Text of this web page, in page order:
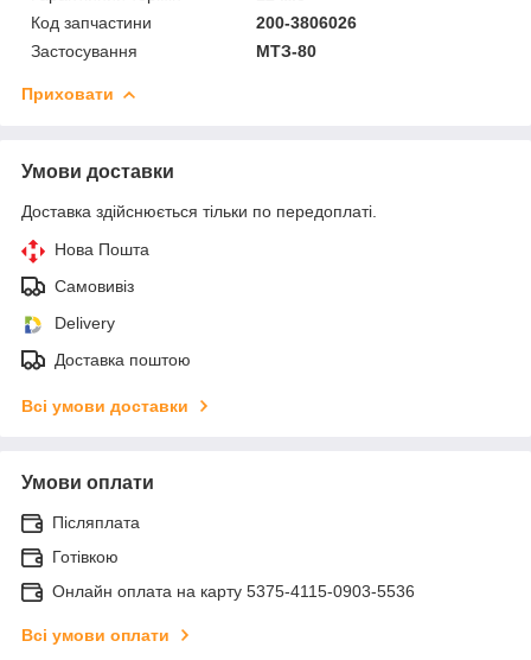
Код запчастини
200-3806026
Застосування
МТЗ-80
Приховати
Умови доставки
Доставка здійснюється тільки по передоплаті.
Нова Пошта
Самовивіз
Delivery
Доставка поштою
Всі умови доставки
Умови оплати
Післяплата
Готівкою
Онлайн оплата на карту 5375-4115-0903-5536
Всі умови оплати